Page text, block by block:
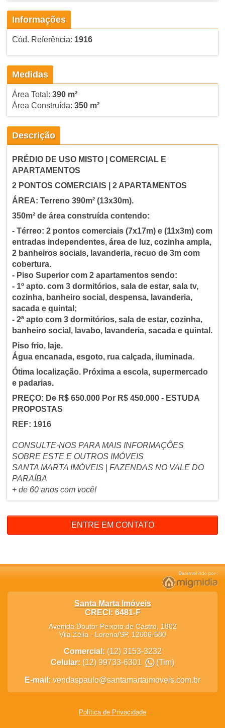
Informações
Cód. Referência: 1916
Medidas
Área Total: 390 m²
Área Construída: 350 m²
Descrição
PRÉDIO DE USO MISTO | COMERCIAL E
APARTAMENTOS
2 PONTOS COMERCIAIS | 2 APARTAMENTOS
ÁREA: Terreno 390m² (13x30m).
350m² de área construída contendo:
- Térreo: 2 pontos comerciais (7x17m) e (11x3m) com
entradas independentes, área de luz, cozinha ampla,
2 banheiros sociais, lavanderia, recuo de 3m com
cobertura.
- Piso Superior com 2 apartamentos sendo:
- 1º apto. com 3 dormitórios, sala de estar, sala tv,
cozinha, banheiro social, despensa, lavanderia,
sacada e quintal;
- 2ª apto com 3 dormitórios, sala de estar, cozinha,
banheiro social, lavabo, lavanderia, sacada e quintal.
Piso frio, laje.
Água encanada, esgoto, rua calçada, iluminada.
Ótima localização. Próxima a escola, supermercado
e padarias.
PREÇO: De R$ 650.000 Por R$ 450.000 - ESTUDA
PROPOSTAS
REF: 1916
CONSULTE-NOS PARA MAIS INFORMAÇÕES
SOBRE ESTE E OUTROS IMÓVEIS
SANTA MARTA IMÓVEIS | FAZENDAS NO VALE DO
PARAÍBA
+ de 60 anos com você!
ENTRE EM CONTATO
Santa Marta Imóveis
CRECI: 6481-F
Avenida Doutor Peixoto de Castro, 1802
Vila Zélia- Lorena/SP, 12606-580
Comercial: (12) 3153-3232
Celular: (12) 99733-6301 (Tim)
E-mail: vendaspaulo@santamartaimoveis.com.br
Política de Privacidade